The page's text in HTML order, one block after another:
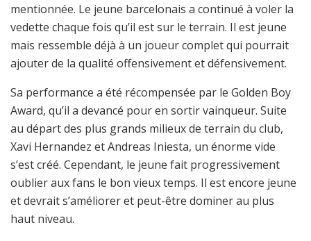
mentionnée. Le jeune barcelonais a continué à voler la
vedette chaque fois qu’il est sur le terrain. Il est jeune
mais ressemble déjà à un joueur complet qui pourrait
ajouter de la qualité offensivement et défensivement.
Sa performance a été récompensée par le Golden Boy
Award, qu’il a devancé pour en sortir vainqueur. Suite
au départ des plus grands milieux de terrain du club,
Xavi Hernandez et Andreas Iniesta, un énorme vide
s’est créé. Cependant, le jeune fait progressivement
oublier aux fans le bon vieux temps. Il est encore jeune
et devrait s’améliorer et peut-être dominer au plus
haut niveau.